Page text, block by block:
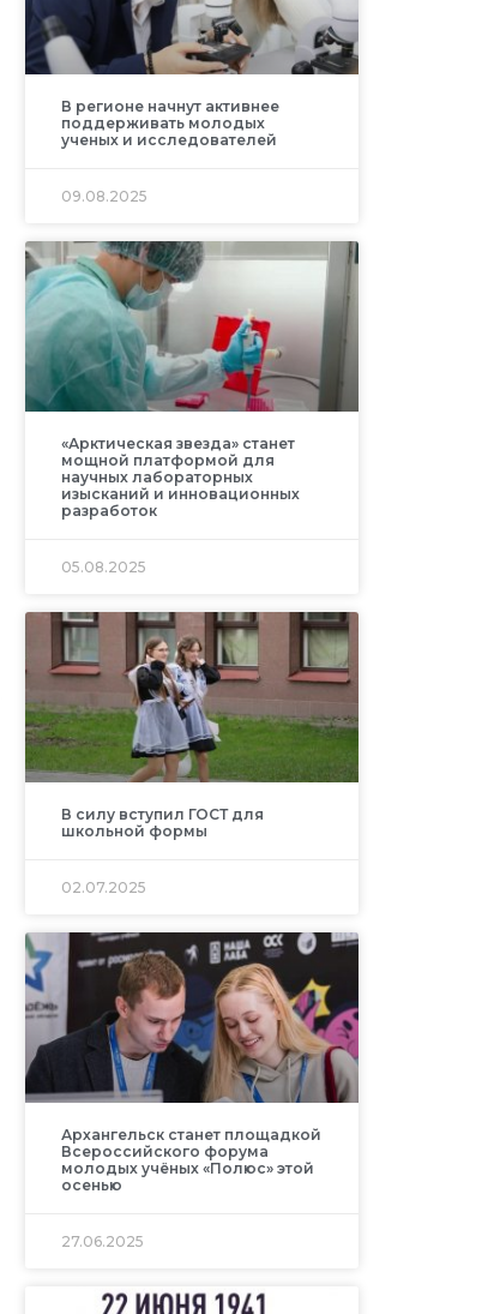
В регионе начнут активнее
поддерживать молодых
ученых и исследователей
09.08.2025
«Арктическая звезда» станет
мощной платформой для
научных лабораторных
изысканий и инновационных
разработок
05.08.2025
В силу вступил ГОСТ для
школьной формы
02.07.2025
Архангельск станет площадкой
Всероссийского форума
молодых учёных «Полюс» этой
осенью
27.06.2025